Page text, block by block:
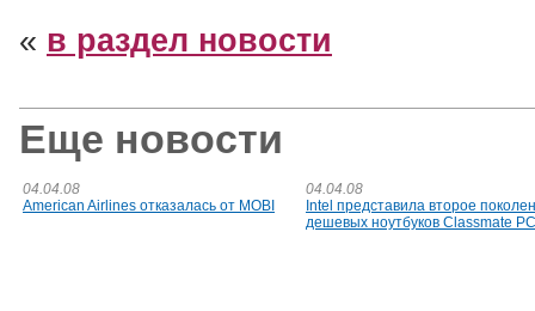
« в раздел новости
Еще новости
04.04.08
American Airlines отказалась от MOBI
04.04.08
Intel представила второе
дешевых ноутбуков Classmate PC